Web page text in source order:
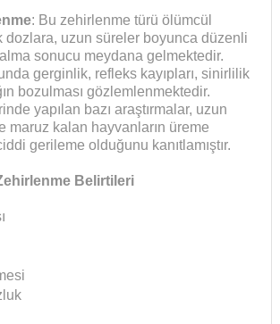
: Bu zehirlenme türü ölümcül
dozlara, uzun süreler boyunca düzenli
sonucu meydana gelmektedir.
gerginlik, refleks kayıpları, sinirlilik
bozulması gözlemlenmektedir.
yapılan bazı araştırmalar, uzun
maruz kalan hayvanların üreme
gerileme olduğunu kanıtlamıştır.
Belirtileri